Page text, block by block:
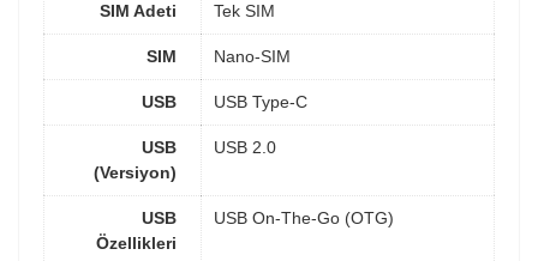
SIM Adeti Tek SIM
SIM Nano-SIM
USB USB Type-C
USB
(Versiyon)
USB 2.0
USB
Özellikleri
USB On-The-Go (OTG)